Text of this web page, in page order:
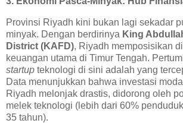
Provinsi Riyadh kini bukan lagi sekadar
minyak. Dengan berdirinya King
District (KAFD), Riyadh memposisikan
keuangan utama di Timur Tengah.
startup teknologi di sini adalah yang
Data menunjukkan bahwa investasi
Riyadh melonjak drastis, didorong oleh
melek teknologi (lebih dari 60%
35 tahun).